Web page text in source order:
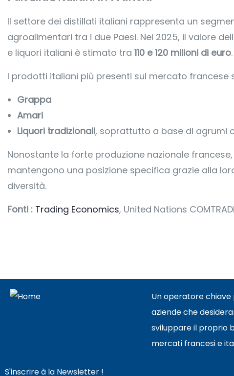
Il settore dei distillati italiani rappresenta un
agroalimentari tra i due Paesi. Nel 2025, il valore
e liquori italiani è stimato tra 110 e 120 milioni di euro.
I prodotti italiani più presenti sul mercato francese
Grappa
Amari
Liquori tradizionali, soprattutto a base di agrumi
Nonostante la forte produzione nazionale
mantengono una posizione specifica grazie alla
diversità.
Fonti : Trading Economics, United Nations
Un operatore chiave
aziende che
sviluppare il proprio
mercati francesi e
S'inscrire à la Newsletter !